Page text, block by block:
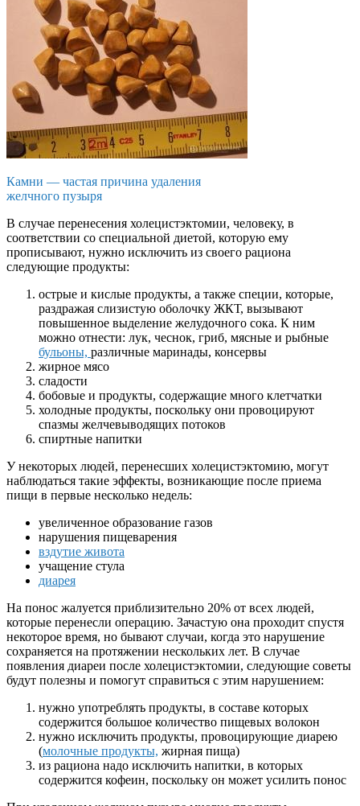
Камни — частая причина удаления
желчного пузыря
В случае перенесения холецистэктомии, человеку, в
соответствии со специальной диетой, которую ему
прописывают, нужно исключить из своего рациона
следующие продукты:
острые и кислые продукты, а также специи, которые,
раздражая слизистую оболочку ЖКТ, вызывают
повышенное выделение желудочного сока. К ним
можно отнести: лук, чеснок, гриб, мясные и рыбные
бульоны, различные маринады, консервы
жирное мясо
сладости
бобовые и продукты, содержащие много клетчатки
холодные продукты, поскольку они провоцируют
спазмы желчевыводящих потоков
спиртные напитки
У некоторых людей, перенесших холецистэктомию, могут
наблюдаться такие эффекты, возникающие после приема
пищи в первые несколько недель:
увеличенное образование газов
нарушения пищеварения
вздутие живота
учащение стула
диарея
На понос жалуется приблизительно 20% от всех людей,
которые перенесли операцию. Зачастую она проходит спустя
некоторое время, но бывают случаи, когда это нарушение
сохраняется на протяжении нескольких лет. В случае
появления диареи после холецистэктомии, следующие советы
будут полезны и помогут справиться с этим нарушением:
нужно употреблять продукты, в составе которых
содержится большое количество пищевых волокон
нужно исключить продукты, провоцирующие диарею
(молочные продукты, жирная пища)
из рациона надо исключить напитки, в которых
содержится кофеин, поскольку он может усилить понос